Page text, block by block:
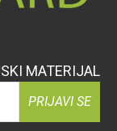
MATERIJAL
PRIJAVI SE